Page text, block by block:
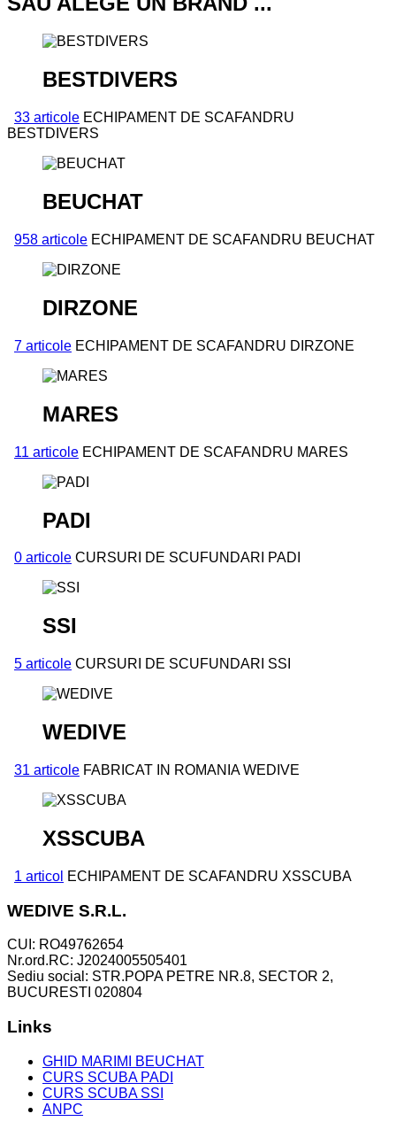
BESTDIVERS
33 articole ECHIPAMENT DE SCAFANDRU
BESTDIVERS
BEUCHAT
958 articole ECHIPAMENT DE SCAFANDRU BEUCHAT
DIRZONE
7 articole ECHIPAMENT DE SCAFANDRU DIRZONE
MARES
11 articole ECHIPAMENT DE SCAFANDRU MARES
PADI
0 articole CURSURI DE SCUFUNDARI PADI
SSI
5 articole CURSURI DE SCUFUNDARI SSI
WEDIVE
31 articole FABRICAT IN ROMANIA WEDIVE
XSSCUBA
1 articol ECHIPAMENT DE SCAFANDRU XSSCUBA
WEDIVE S.R.L.
CUI: RO49762654
Nr.ord.RC: J2024005505401
Sediu social: STR.POPA PETRE NR.8, SECTOR 2,
BUCURESTI 020804
Links
GHID MARIMI BEUCHAT
CURS SCUBA PADI
CURS SCUBA SSI
ANPC